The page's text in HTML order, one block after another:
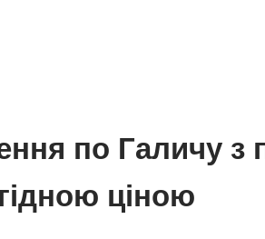
по Галичу
ціною